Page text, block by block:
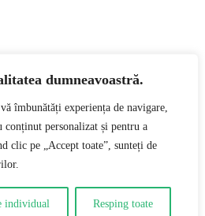
dumneavoastră.
îmbunătăți experiența de navigare,
conținut personalizat și pentru a
clic pe „Accept toate”, sunteți de
individual Resping toate
ne pe Facebook